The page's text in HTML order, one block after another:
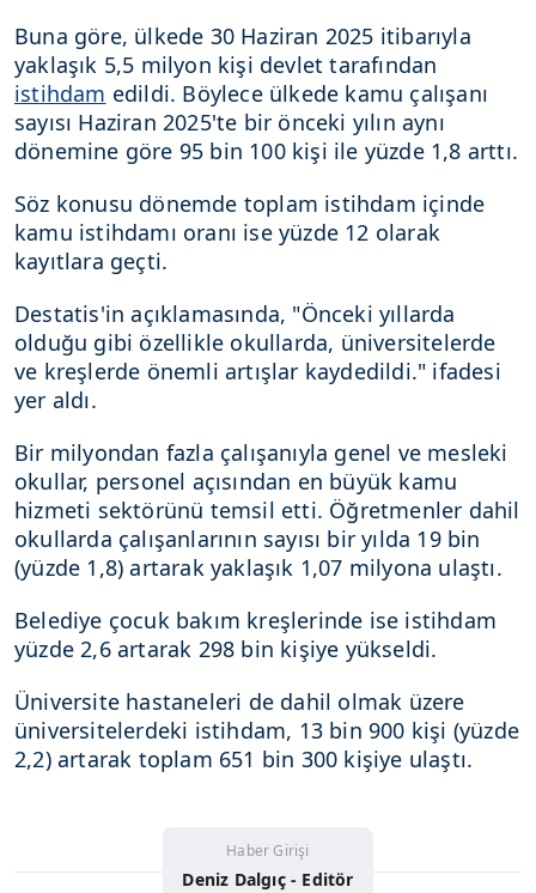
Buna göre, ülkede 30 Haziran 2025 itibarıyla
yaklaşık 5,5 milyon kişi devlet tarafından
istihdam edildi. Böylece ülkede kamu çalışanı
sayısı Haziran 2025'te bir önceki yılın aynı
dönemine göre 95 bin 100 kişi ile yüzde 1,8 arttı.
Söz konusu dönemde toplam istihdam içinde
kamu istihdamı oranı ise yüzde 12 olarak
kayıtlara geçti.
Destatis'in açıklamasında, "Önceki yıllarda
olduğu gibi özellikle okullarda, üniversitelerde
ve kreşlerde önemli artışlar kaydedildi." ifadesi
yer aldı.
Bir milyondan fazla çalışanıyla genel ve mesleki
okullar, personel açısından en büyük kamu
hizmeti sektörünü temsil etti. Öğretmenler dahil
okullarda çalışanlarının sayısı bir yılda 19 bin
(yüzde 1,8) artarak yaklaşık 1,07 milyona ulaştı.
Belediye çocuk bakım kreşlerinde ise istihdam
yüzde 2,6 artarak 298 bin kişiye yükseldi.
Üniversite hastaneleri de dahil olmak üzere
üniversitelerdeki istihdam, 13 bin 900 kişi (yüzde
2,2) artarak toplam 651 bin 300 kişiye ulaştı.
Haber Girişi
Deniz Dalgıç - Editör